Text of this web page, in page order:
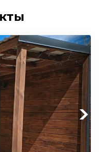
Next